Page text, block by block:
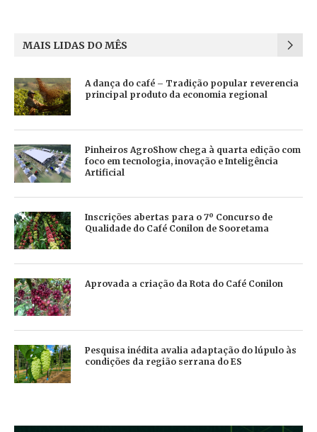
MAIS LIDAS DO MÊS
A dança do café – Tradição popular reverencia
principal produto da economia regional
Pinheiros AgroShow chega à quarta edição com
foco em tecnologia, inovação e Inteligência
Artificial
Inscrições abertas para o 7º Concurso de
Qualidade do Café Conilon de Sooretama
Aprovada a criação da Rota do Café Conilon
Pesquisa inédita avalia adaptação do lúpulo às
condições da região serrana do ES